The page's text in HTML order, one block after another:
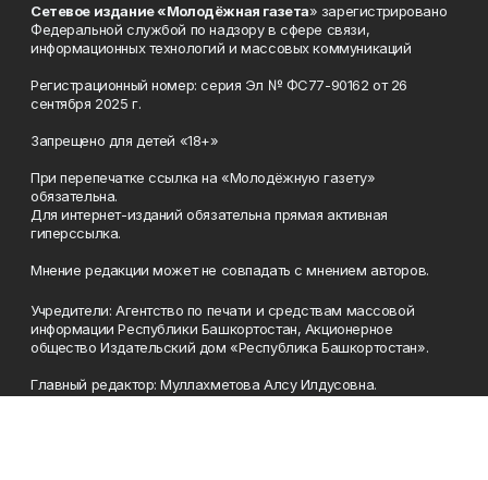
Сетевое издание «Молодёжная газета» зарегистрировано
Федеральной службой по надзору в сфере связи,
информационных технологий и массовых коммуникаций
Регистрационный номер: серия Эл № ФС77-90162 от 26
сентября 2025 г.
Запрещено для детей «18+»
При перепечатке ссылка на «Молодёжную газету»
обязательна.
Для интернет-изданий обязательна прямая активная
гиперссылка.
Мнение редакции может не совпадать с мнением авторов.
Учредители: Агентство по печати и средствам массовой
информации Республики Башкортостан, Акционерное
общество Издательский дом «Республика Башкортостан».
Главный редактор: Муллахметова Алсу Илдусовна.